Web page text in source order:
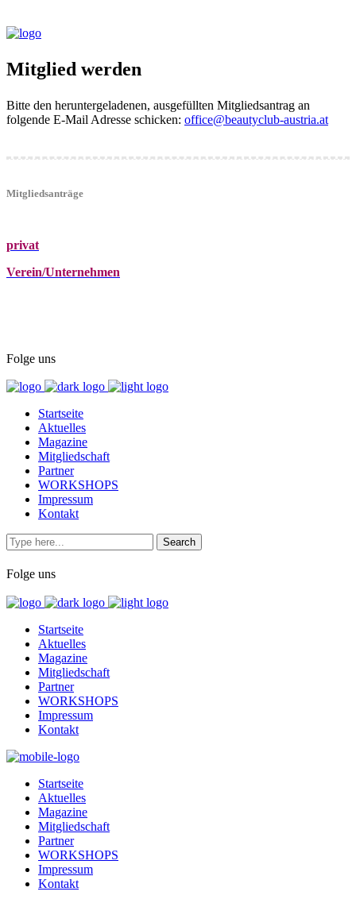
Mitglied werden
Bitte den heruntergeladenen, ausgefüllten Mitgliedsantrag an
folgende E-Mail Adresse schicken: office@beautyclub-austria.at
Mitgliedsanträge
privat
Verein/Unternehmen
Folge uns
Startseite
Aktuelles
Magazine
Mitgliedschaft
Partner
WORKSHOPS
Impressum
Kontakt
Folge uns
Startseite
Aktuelles
Magazine
Mitgliedschaft
Partner
WORKSHOPS
Impressum
Kontakt
Startseite
Aktuelles
Magazine
Mitgliedschaft
Partner
WORKSHOPS
Impressum
Kontakt